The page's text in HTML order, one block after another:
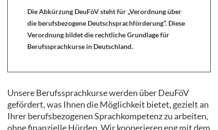
Die Abkürzung DeuFöV steht für „Verordnung über
die berufsbezogene Deutschsprachförderung“. Diese
Verordnung bildet die rechtliche Grundlage für
Berufssprachkurse in Deutschland.
Unsere Berufssprachkurse werden über DeuFöV
gefördert, was Ihnen die Möglichkeit bietet, gezielt an
Ihrer berufsbezogenen Sprachkompetenz zu arbeiten,
ohne finanzielle Hürden. Wir kooperieren eng mit dem